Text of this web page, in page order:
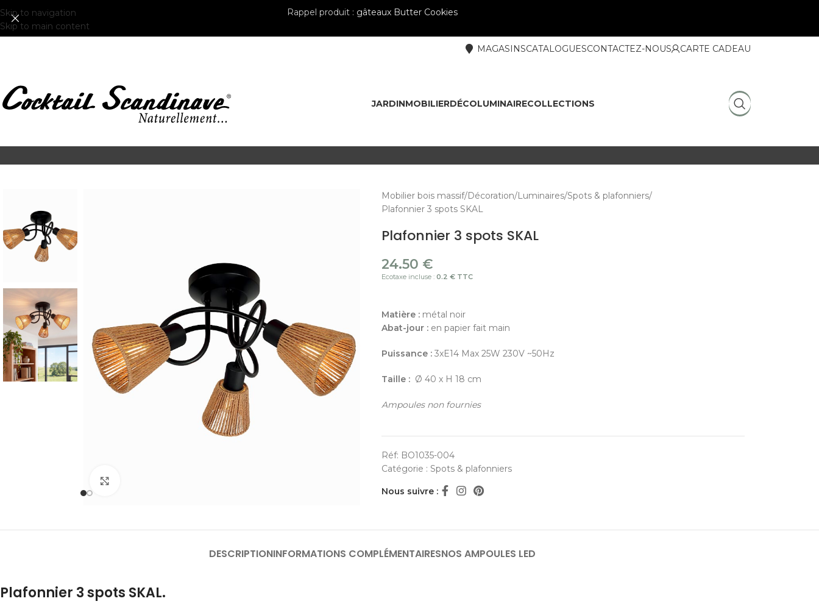
Skip to navigation
Skip to main content
Rappel produit : gâteaux Butter Cookies
MAGASINSCATALOGUESCONTACTEZ-NOUS CARTE CADEAU
JARDINMOBILIERDÉCOLUMINAIRECOLLECTIONS
Mobilier bois massif Décoration Luminaires Spots & plafonniers
Plafonnier 3 spots SKAL
Plafonnier 3 spots SKAL
24.50 €
Ecotaxe incluse :0.2 € TTC
Matière :métal noir
Abat-jour :en papier fait main
Puissance : 3xE14 Max 25W 230V ~50Hz
Taille : Ø 40 x H 18 cm
Ampoules non fournies
Réf: BO1035-004
Catégorie : Spots & plafonniers
Nous suivre :
DESCRIPTIONINFORMATIONS COMPLÉMENTAIRESNOS AMPOULES LED
Plafonnier 3 spots SKAL.